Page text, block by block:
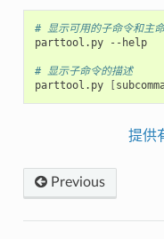
# 显示可用的子命令和主
parttool.py --help
# 显示子命令的描述
parttool.py
提供
Previous